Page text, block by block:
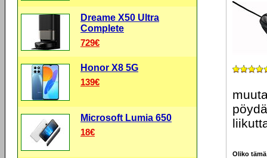
Oliko
Dreame X50 Ultra
Complete
729€
Honor X8 5G
139€
Microsoft Lumia 650
18€